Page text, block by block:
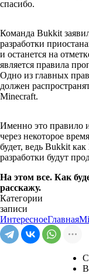
спасибо.
Команда Bukkit
разработки
и останется на
является правила
Одно из главных
должен
Minecraft.
Именно это правило
через некоторое
будет, ведь Bukkit
разработки будут
На этом все. Как
расскажу.
Категории
записи
ИнтересноеГлавная